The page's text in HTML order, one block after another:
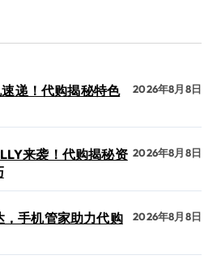
递！代购揭秘特色
2026年8月8日
来袭！代购揭秘资 2026年8月8日
手机管家助力代购
2026年8月8日